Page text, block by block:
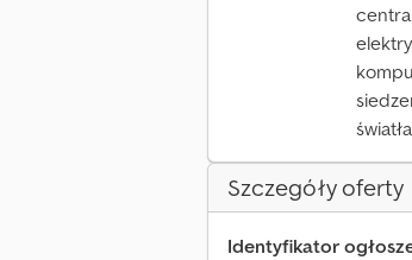
Szczegóły oferty
Identyfikator